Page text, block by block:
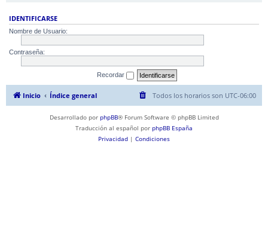
IDENTIFICARSE
Nombre de Usuario:
Contraseña:
Recordar
Inicio Índice general Todos los horarios son UTC-06:00
Desarrollado por phpBB® Forum Software © phpBB Limited
Traducción al español por phpBB España
Privacidad | Condiciones